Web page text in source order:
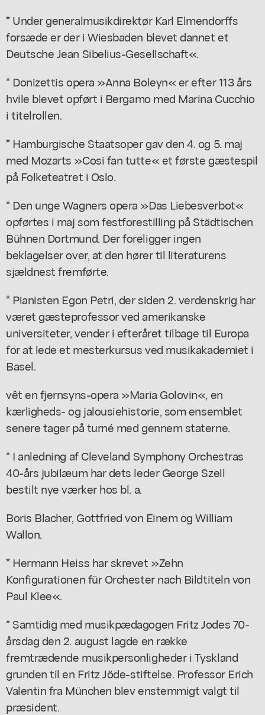
* Under generalmusikdirektør Karl Elmendorffs
forsæde er der i Wiesbaden blevet dannet et
Deutsche Jean Sibelius-Gesellschaft«.
* Donizettis opera »Anna Boleyn« er efter 113 års
hvile blevet opført i Bergamo med Marina Cucchio
i titelrollen.
* Hamburgische Staatsoper gav den 4. og 5. maj
med Mozarts »Cosi fan tutte« et første gæstespil
på Folketeatret i Oslo.
* Den unge Wagners opera »Das Liebesverbot«
opførtes i maj som festforestilling på Städtischen
Bühnen Dortmund. Der foreligger ingen
beklagelser over, at den hører til literaturens
sjældnest fremførte.
* Pianisten Egon Petri, der siden 2. verdenskrig har
været gæsteprofessor ved amerikanske
universiteter, vender i efteråret tilbage til Europa
for at lede et mesterkursus ved musikakademiet i
Basel.
vêt en fjernsyns-opera »Maria Golovin«, en
kærligheds- og jalousiehistorie, som ensemblet
senere tager på turné med gennem staterne.
* I anledning af Cleveland Symphony Orchestras
40-års jubilæum har dets leder George Szell
bestilt nye værker hos bl. a.
Boris Blacher, Gottfried von Einem og William
Wallon.
* Hermann Heiss har skrevet »Zehn
Konfigurationen für Orchester nach Bildtiteln von
Paul Klee«.
* Samtidig med musikpædagogen Fritz Jodes 70-
årsdag den 2. august lagde en række
fremtrædende musikpersonligheder i Tyskland
grunden til en Fritz Jöde-stiftelse. Professor Erich
Valentin fra München blev enstemmigt valgt til
præsident.